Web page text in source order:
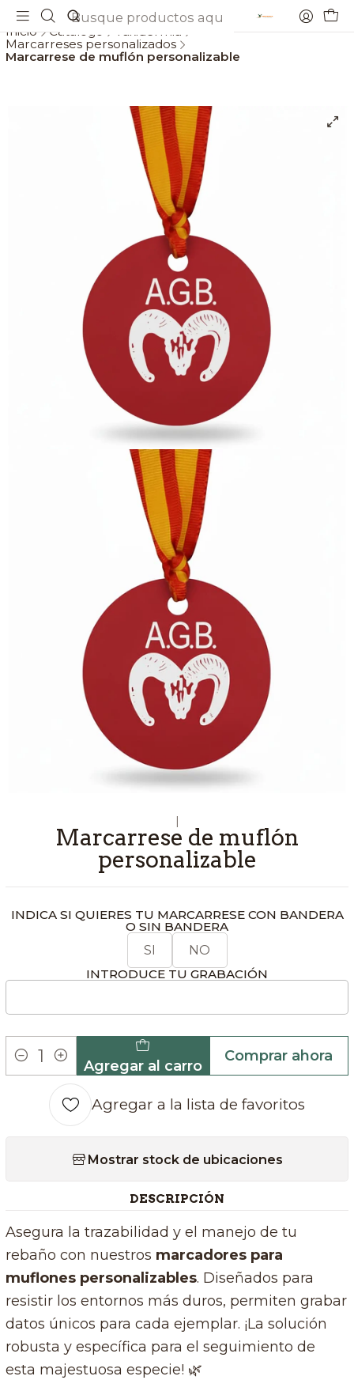
Inicio Catálogo
Marcarreses personalizados
Marcarrese de muflón personalizable
|
Marcarrese de muflón
personalizable
INDICA SI QUIERES TU MARCARRESE CON BANDERA
O SIN BANDERA
SI NO
INTRODUCE TU GRABACIÓN
Cantidad Agregar al carro
Comprar ahora
Agregar a la lista de favoritos
Mostrar stock de ubicaciones
DESCRIPCIÓN
Asegura la trazabilidad y el manejo de tu
rebaño con nuestros marcadores para
muflones personalizables. Diseñados para
resistir los entornos más duros, permiten grabar
datos únicos para cada ejemplar. ¡La solución
robusta y específica para el seguimiento de
esta majestuosa especie! 🌿